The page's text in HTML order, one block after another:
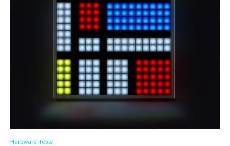
Hardware-Tests